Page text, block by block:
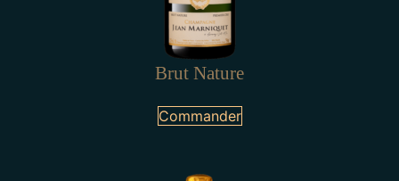
Brut Nature
Commander